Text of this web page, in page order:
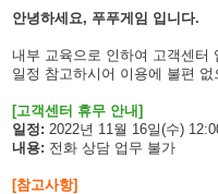
안녕하세요, 푸푸게임 입니다.
내부 교육으로 인하여 고객센터
일정 참고하시어 이용에 불편
[고객센터 휴무 안내]
일정: 2022년 11월 16일(수)
내용: 전화 상담 업무 불가
[참고사항]